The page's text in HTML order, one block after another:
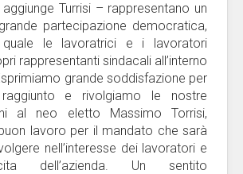
Turrisi – rappresentano un
partecipazione democratica,
le lavoratrici e i lavoratori
rappresentanti sindacali all’interno
grande soddisfazione per
e rivolgiamo le nostre
al neo eletto Massimo Torrisi,
lavoro per il mandato che sarà
nell’interesse dei lavoratori e
dell’azienda. Un sentito